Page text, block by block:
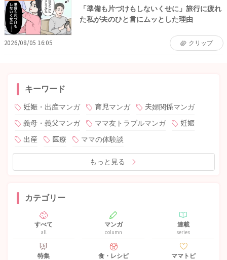
「準備も片づけもしないくせに」旅行に疲れ
た私が夫のひと言にムッとした理由
2026/08/05 16:05 クリップ
キーワード
妊娠・出産マンガ 育児マンガ
夫婦関係マンガ
義母・義父マンガ
ママ友トラブルマンガ
妊娠
出産
医療 ママの体験談
もっと見る
カテゴリー
すべて
all
マンガ
column
連載
series
特集 食・レシピ ママトピ